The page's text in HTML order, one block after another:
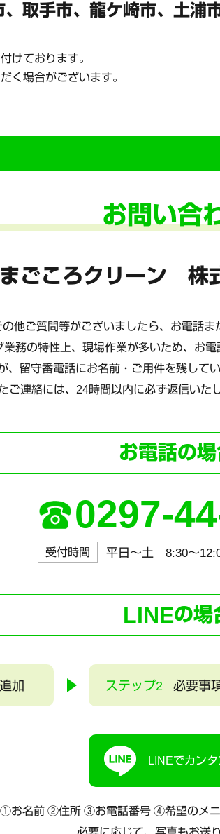
取手市、龍ケ崎市、土浦
けております。
く場合がございます。
お問い合
まごころクリーン 株
他ご質問等がございましたら、お電話
務の特性上、現場作業が多いため、お
、留守番電話にお名前・ご用件を残して
ご連絡には、24時間以内に必ず返信いた
お電話の
0297-
受付時間 平日～土 8:30〜
LINEの場
加 ステップ2 必要事
LINEでカン
①お名前 ②住所 ③お電話番号 ④希望のメニ